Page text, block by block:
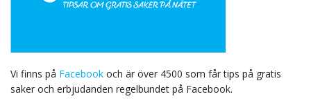
Vi finns på Facebook och är över 4500 som får tips på gratis
saker och erbjudanden regelbundet på Facebook.